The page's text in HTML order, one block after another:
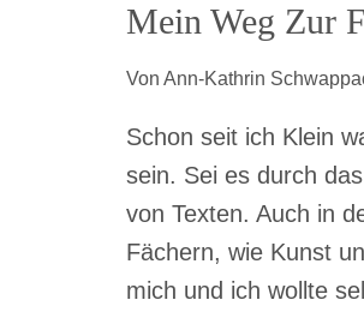
Mein Weg Zur
Von Ann-Kathrin
Schon seit ich Klein
sein. Sei es durch
von Texten. Auch in
Fächern, wie Kunst
mich und ich wollte